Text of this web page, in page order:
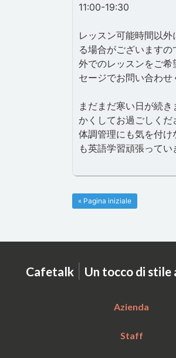
11:00-19:30
レッスン可能時間以外
る場合がございます
外でのレッスンをご希
セージでお問い合わせ
まだまだ寒い日が続
かくしてお過ごしくだ
体調管理にも気を付
も英語学習頑張ってい
« Pagina iniziale
Cafetalk | Un tocco di stile
Azienda
Staff